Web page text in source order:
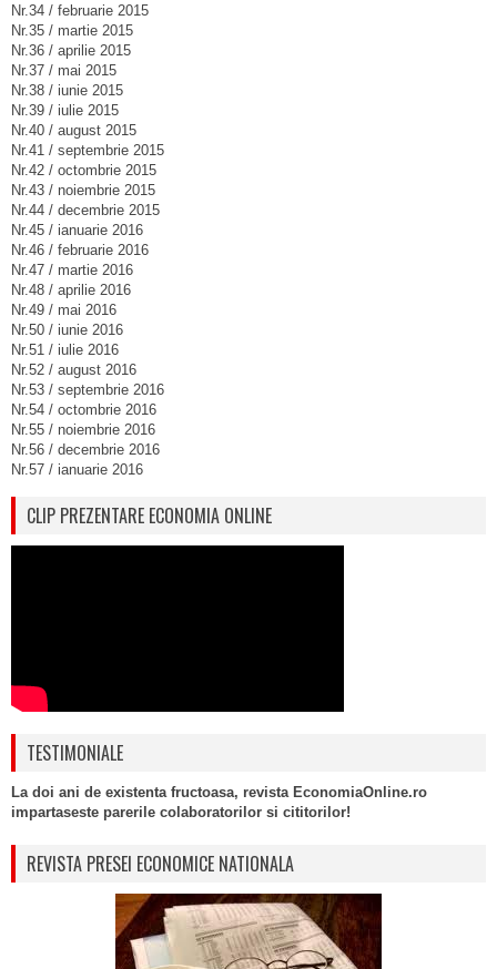
Nr.34 / februarie 2015
Nr.35 / martie 2015
Nr.36 / aprilie 2015
Nr.37 / mai 2015
Nr.38 / iunie 2015
Nr.39 / iulie 2015
Nr.40 / august 2015
Nr.41 / septembrie 2015
Nr.42 / octombrie 2015
Nr.43 / noiembrie 2015
Nr.44 / decembrie 2015
Nr.45 / ianuarie 2016
Nr.46 / februarie 2016
Nr.47 / martie 2016
Nr.48 / aprilie 2016
Nr.49 / mai 2016
Nr.50 / iunie 2016
Nr.51 / iulie 2016
Nr.52 / august 2016
Nr.53 / septembrie 2016
Nr.54 / octombrie 2016
Nr.55 / noiembrie 2016
Nr.56 / decembrie 2016
Nr.57 / ianuarie 2016
CLIP PREZENTARE ECONOMIA ONLINE
TESTIMONIALE
La doi ani de existenta fructoasa, revista EconomiaOnline.ro
impartaseste parerile colaboratorilor si cititorilor!
REVISTA PRESEI ECONOMICE NATIONALA